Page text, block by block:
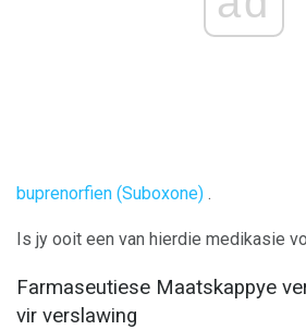
buprenorfien (Suboxone) .
Is jy ooit een van hierdie medikasie
Farmaseutiese Maatskappye
vir verslawing